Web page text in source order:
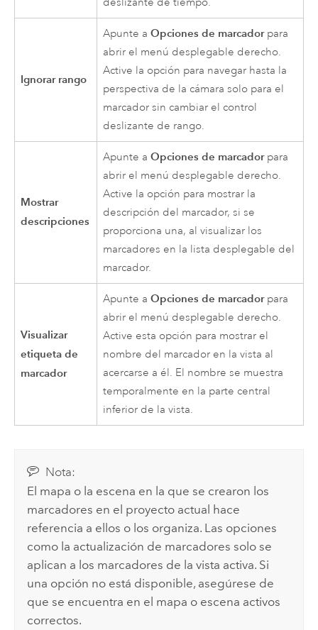
Ignorar rango
Apunte aOpciones de marcadorpara
abrir el menú desplegable derecho.
Active la opción para navegar hasta la
perspectiva de la cámara solo para el
marcador sin cambiar el control
deslizante de rango.
Mostrar
descripciones
Apunte aOpciones de marcadorpara
abrir el menú desplegable derecho.
Active la opción para mostrar la
descripción del marcador, si se
proporciona una, al visualizar los
marcadores en la lista desplegable del
marcador.
Visualizar
etiqueta de
marcador
Apunte aOpciones de marcadorpara
abrir el menú desplegable derecho.
Active esta opción para mostrar el
nombre del marcador en la vista al
acercarse a él. El nombre se muestra
temporalmente en la parte central
inferior de la vista.
Nota:
El mapa o la escena en la que se crearon los
marcadores en el proyecto actual hace
referencia a ellos o los organiza. Las opciones
como la actualización de marcadores solo se
aplican a los marcadores de la vista activa. Si
una opción no está disponible, asegúrese de
que se encuentra en el mapa o escena activos
correctos.